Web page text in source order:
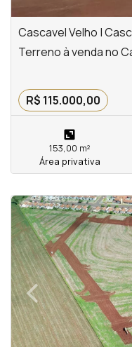
Cascavel Velho |
Terreno à venda no
R$ 115.000,00
153,00 m²
Área privativa
<<<<
‹Previous